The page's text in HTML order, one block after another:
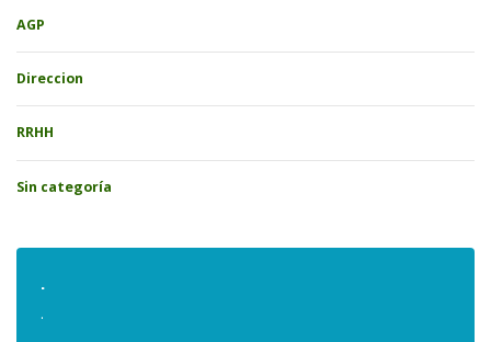
AGP
Direccion
RRHH
Sin categoría
.
.